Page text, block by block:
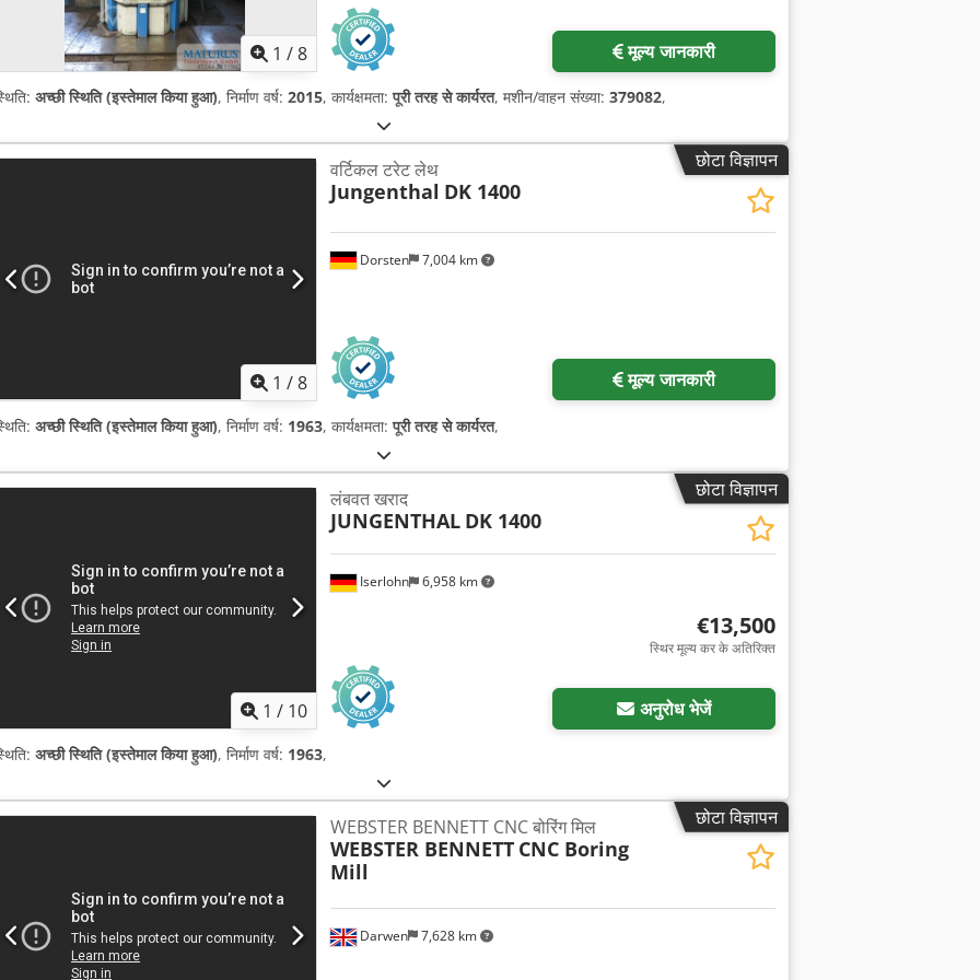
1 /8 मूल्य जानकारी
अच्छी स्थिति (इस्तेमाल किया हुआ), निर्माण वर्ष: 2015, कार्यक्षमता:पूरी तरह से कार्यरत, मशीन/वाहन संख्या: 379082,
छोटा विज्ञापन
1 /8
Dorsten 7,004 km
वर्टिकल टरेट लेथ
Jungenthal DK 1400
मूल्य जानकारी
अच्छी स्थिति (इस्तेमाल किया हुआ), निर्माण वर्ष: 1963, कार्यक्षमता:पूरी तरह से कार्यरत,
छोटा विज्ञापन
1 / 10
Iserlohn 6,958 km
लंबवत खराद
JUNGENTHAL DK 1400
€13,500
स्थिर मूल्य कर के अतिरिक्त
अनुरोध भेजें
अच्छी स्थिति (इस्तेमाल किया हुआ), निर्माण वर्ष: 1963,
छोटा विज्ञापन
Darwen 7,628 km
WEBSTER BENNETT CNC बोरिंग मिल
WEBSTER BENNETT CNC Boring
Mill